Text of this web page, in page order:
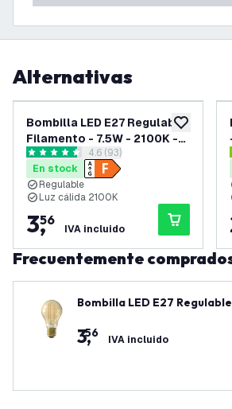
Alternativas
añadir a
Bombilla LED E27 Regulable
Filamento - 7.5W - 2100K -
806 Lumenabrir el panel de reseñas
4.6 estrellas de puntuación
4.6 (93)
En stock
Regulable
Luz cálida 2100K
3,
56
IVA incluido
Frecuentemente
Bombilla LED E27 Regulable
nto - 7.5W - 2100K - 806
3,
56 IVA incluido